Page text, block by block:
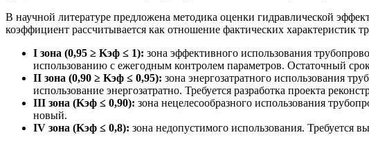
В научной литературе предложена методика оценки гидравлической
коэффициент рассчитывается как отношение фактических
I зона (0,95 ≥ Kэф ≤ 1): зона эффективного использования
использованию с ежегодным контролем параметров. Остаточный
II зона (0,90 ≥ Kэф ≤ 0,95): зона энергозатратного использования
использование энергозатратно. Требуется разработка проекта
III зона (Kэф ≤ 0,90): зона нецелесообразного использования
новый.
IV зона (Kэф ≤ 0,8): зона недопустимого использования. Требуется